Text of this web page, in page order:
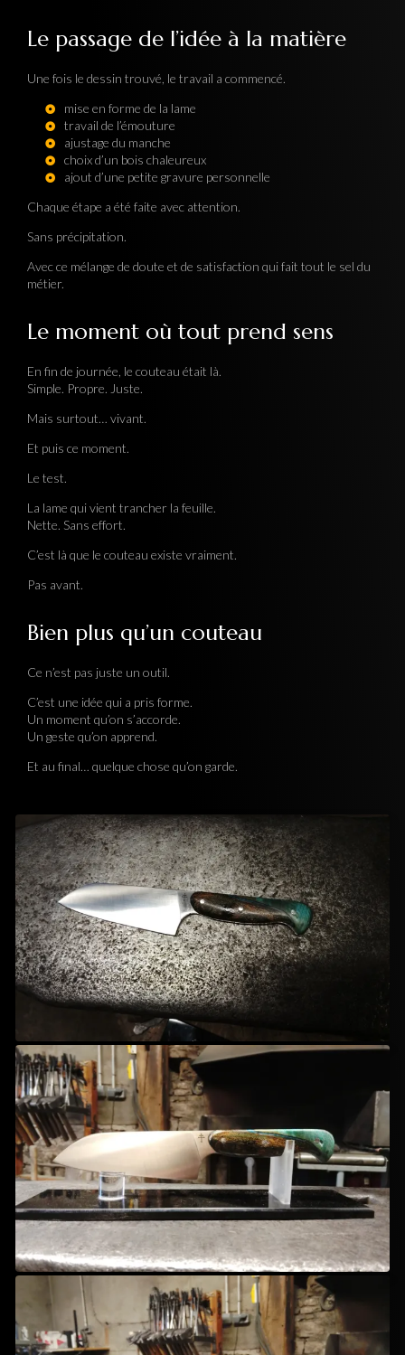
Le passage de l’idée à la matière
Une fois le dessin trouvé, le travail a commencé.
mise en forme de la lame
travail de l’émouture
ajustage du manche
choix d’un bois chaleureux
ajout d’une petite gravure personnelle
Chaque étape a été faite avec attention.
Sans précipitation.
Avec ce mélange de doute et de satisfaction qui fait tout le sel du
métier.
Le moment où tout prend sens
En fin de journée, le couteau était là.
Simple. Propre. Juste.
Mais surtout… vivant.
Et puis ce moment.
Le test.
La lame qui vient trancher la feuille.
Nette. Sans effort.
C’est là que le couteau existe vraiment.
Pas avant.
Bien plus qu’un couteau
Ce n’est pas juste un outil.
C’est une idée qui a pris forme.
Un moment qu’on s’accorde.
Un geste qu’on apprend.
Et au final… quelque chose qu’on garde.